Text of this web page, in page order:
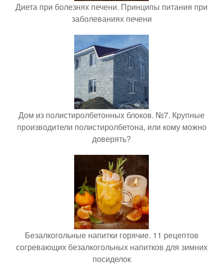
Диета при болезнях печени. Принципы питания при
заболеваниях печени
Дом из полистиролбетонных блоков. №7. Крупные
производители полистиролбетона, или кому можно
доверять?
Безалкогольные напитки горячие. 11 рецептов
согревающих безалкогольных напитков для зимних
посиделок